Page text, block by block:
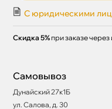
С юридическими
Скидка 5% при заказе
Самовывоз
Дунайский 27к1Б
ул. Салова, д. 30